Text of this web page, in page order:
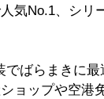
気No.1、シリ
でばらまきに
ョップや空港